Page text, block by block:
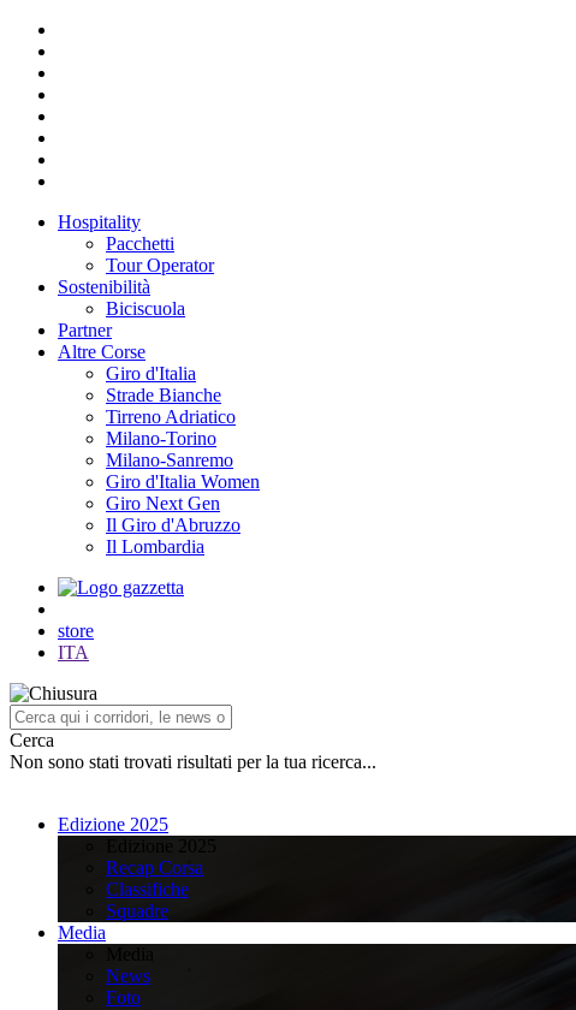
Hospitality
Pacchetti
Tour Operator
Sostenibilità
Biciscuola
Partner
Altre Corse
Giro d'Italia
Strade Bianche
Tirreno Adriatico
Milano-Torino
Milano-Sanremo
Giro d'Italia Women
Giro Next Gen
Il Giro d'Abruzzo
Il Lombardia
store
ITA
Cerca
Non sono stati trovati risultati per la tua ricerca...
Edizione 2025
Recap Corsa
Classifiche
Squadre
Media
News
Foto